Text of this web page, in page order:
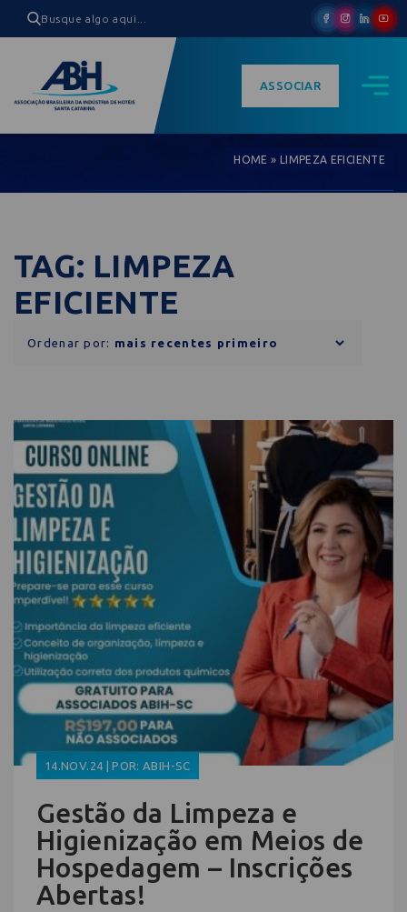
ASSOCIAR
HOME » LIMPEZA EFICIENTE
TAG: LIMPEZA
EFICIENTE
Ordenar por:
14.NOV.24 | POR: ABIH-SC
Gestão da Limpeza e
Higienização em Meios de
Hospedagem – Inscrições
Abertas!